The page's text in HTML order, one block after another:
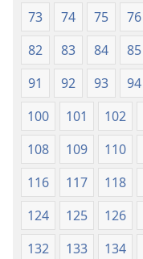
73
74 75 76
82
83 84 85
91
92 93 94
100
101 102
108
109 110
116
117 118
124
125 126
132
133 134